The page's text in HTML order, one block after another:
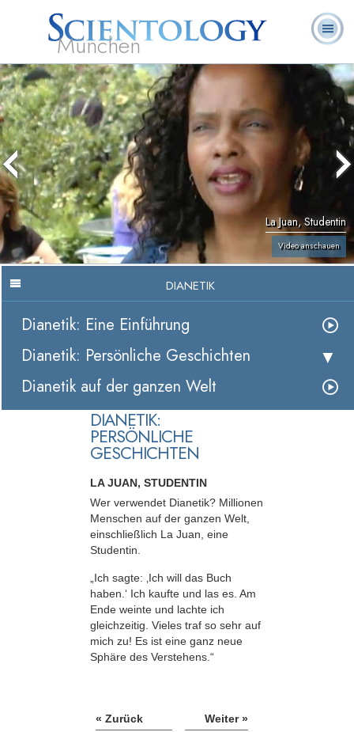
München
L. Ron
Hubbard
Was ist
Scientology?
Ehrenamtliche
Geistliche
Häufig gestellte
Bücher
La Juan, Studentin
Video anschauen
DIANETIK
Dianetik: Eine Einführung
Dianetik: Persönliche Geschichten
Dianetik auf der ganzen Welt
DIANETIK:
PERSÖNLICHE
GESCHICHTEN
LA JUAN, STUDENTIN
Wer verwendet Dianetik? Millionen
Menschen auf der ganzen Welt,
einschließlich La Juan, eine
Studentin.
„Ich sagte: ‚Ich will das Buch
haben.‘ Ich kaufte und las es. Am
Ende weinte und lachte ich
gleichzeitig. Vieles traf so sehr auf
mich zu! Es ist eine ganz neue
Sphäre des Verstehens.“
« Zurück Weiter »